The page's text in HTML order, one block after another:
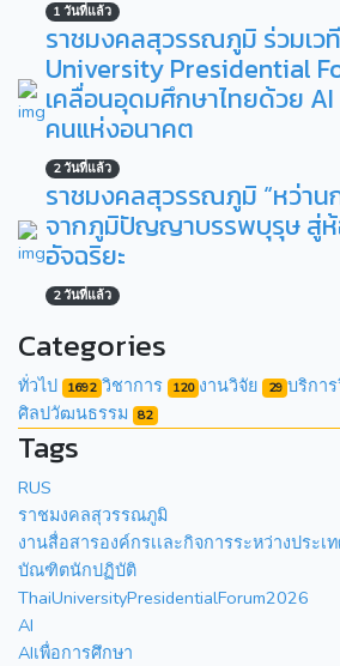
1 วันที่แล้ว
ราชมงคลสุวรรณภูมิ ร่วมเว
University Presidential
เคลื่อนอุดมศึกษาไทยด้วย
คนแห่งอนาคต
2 วันที่แล้ว
ราชมงคลสุวรรณภูมิ “หว่าน
จากภูมิปัญญาบรรพบุรุษ สู่ห้
อัจฉริยะ
2 วันที่แล้ว
Categories
ทั่วไป 1692 วิชาการ 120 งานวิจัย 29 บริกา
ศิลปวัฒนธรรม 82
Tags
RUS
ราชมงคลสุวรรณภูมิ
งานสื่อสารองค์กรเเละกิจการระหว่างประเ
บัณฑิตนักปฏิบัติ
ThaiUniversityPresidentialForum2026
AI
AIเพื่อการศึกษา